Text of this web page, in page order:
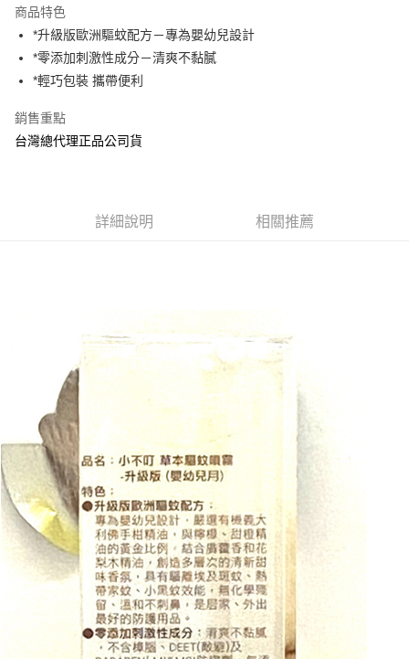
Apple Pay
街口支付
AFTEE先享後付
１．簡單：不需註冊會員、不需綁卡、不需儲值。
２．訂單成立數日內，您將收到繳費通知簡訊。
３．收到繳費通知簡訊後14天內，點擊此簡訊中的連結，可透過四大超商／
ATM／網路銀行／等多元方式進行付款，方視為交易完成。
※ 請注意：結帳手續完成當下不需立刻繳費，但若您需要取消訂單，請聯絡
購買商品的店家。未經商家同意取消之訂單仍視為有效，需透過AFTEE先享
後付繳納相關費用。
※ 交易是否成功請以「AFTEE先享後付 」之結帳頁面顯示為準，若有關於
是否繳費成功／繳費後需取消欲退款等相關疑問，請聯繫「AFTEE先享後付
客戶支援中心」https://netprotections.freshdesk.com/support/home
【注意事項】
１．透過由恩沛科技股份有限公司提供之「AFTEE先享後付」服務完成之交
易，需依本服務之必要範圍內提供個人資料，並將交易相關給付款項請求債
權轉讓予恩沛科技股份有限公司。
２．關於個人資料處理事宜，請瀏覽以下網址：
https://aftee.tw/terms/#terms3
３．未成年的使用者請事先徵得法定代理人或監護人之同意方可使用
「AFTEE先享後付」，若未經同意申辦者引起之損失，本公司不負相關責
４．使用「AFTEE先享後付」時，將依據個別帳號之用戶狀況，依本公司即
每筆NT$70，滿NT$600(含以上)免運費
每筆NT$80，滿NT$600(含以上)免運費
付款後門市自取
免運費
商品特色
*升級版歐洲驅蚊配方－專為嬰幼兒設計
*零添加刺激性成分－清爽不黏膩
*輕巧包裝 攜帶便利
銷售重點
台灣總代理正品公司貨
詳細說明 相關推薦